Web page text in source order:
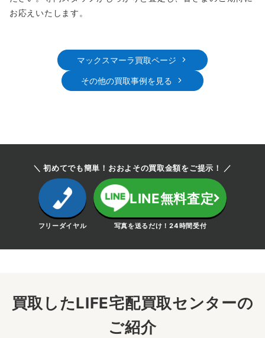
お応えいたします。
マックスマーラ買取ページ
その他の買取事例を見る
＼ 初めてでも簡単！おおよその買取金額をご提示！ ／
フリーダイヤル
LINE無料査定
写真を送るだけ！24時間受付
買取したLIFE宅配買取センターの
ご紹介